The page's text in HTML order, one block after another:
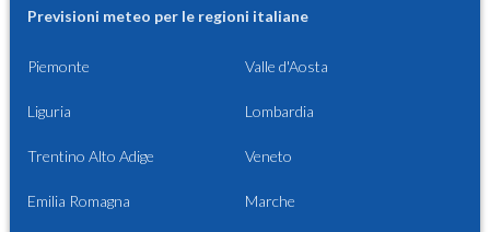
Previsioni meteo per le regioni italiane
Piemonte Valle d'Aosta
Liguria Lombardia
Trentino Alto Adige Veneto
Emilia Romagna Marche